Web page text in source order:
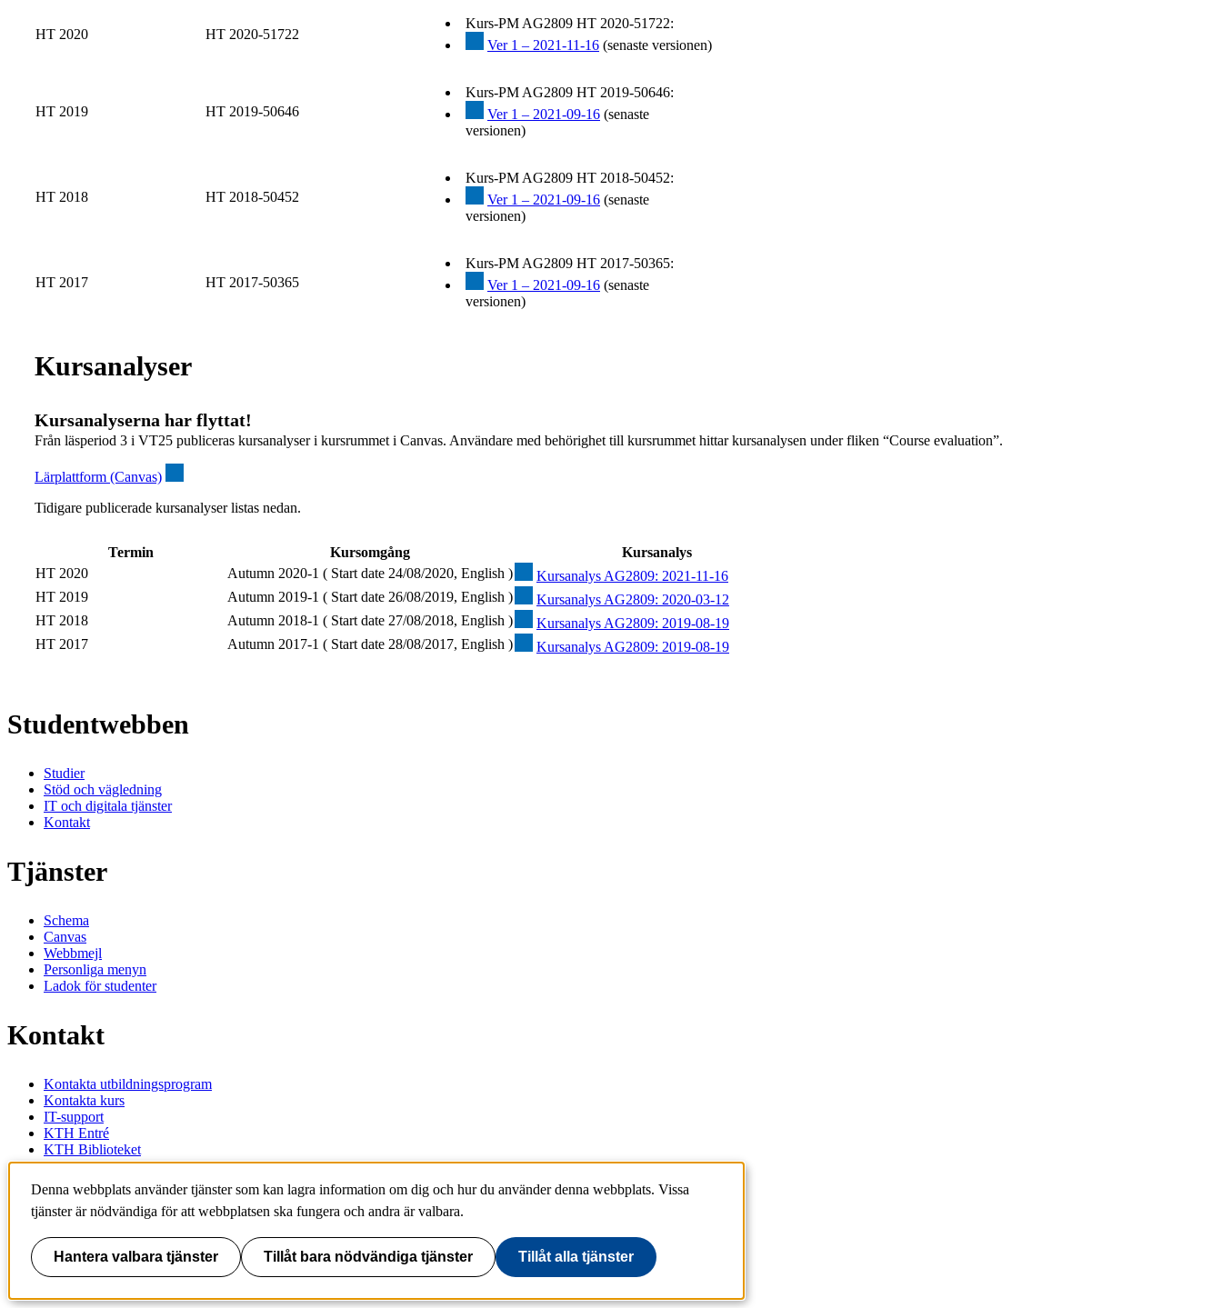
HT 2020 HT 2020-51722
Kurs-PM AG2809 HT 2020-51722:
Ver 1 – 2021-11-16 (senaste versionen)
HT 2019 HT 2019-50646
Kurs-PM AG2809 HT 2019-50646:
Ver 1 – 2021-09-16 (senaste
versionen)
HT 2018 HT 2018-50452
Kurs-PM AG2809 HT 2018-50452:
Ver 1 – 2021-09-16 (senaste
versionen)
HT 2017 HT 2017-50365
Kurs-PM AG2809 HT 2017-50365:
Ver 1 – 2021-09-16 (senaste
versionen)
Kursanalyser
Kursanalyserna har flyttat!
Från läsperiod 3 i VT25 publiceras kursanalyser i kursrummet i Canvas. Användare med behörighet till kursrummet hittar kursanalysen under fliken “Course evaluation”.
Lärplattform (Canvas)
Tidigare publicerade kursanalyser listas nedan.
Termin Kursomgång
Kursanalys
HT 2020
Autumn 2020-1 ( Start date 24/08/2020, English )
Kursanalys AG2809: 2021-11-16
HT 2019
Autumn 2019-1 ( Start date 26/08/2019, English )
Kursanalys AG2809: 2020-03-12
HT 2018
Autumn 2018-1 ( Start date 27/08/2018, English )
Kursanalys AG2809: 2019-08-19
HT 2017
Autumn 2017-1 ( Start date 28/08/2017, English ) Kursanalys AG2809: 2019-08-19
Studentwebben
Studier
Stöd och vägledning
IT och digitala tjänster
Kontakt
Tjänster
Schema
Canvas
Webbmejl
Personliga menyn
Ladok för studenter
Kontakt
Kontakta utbildningsprogram
Kontakta kurs
IT-support
KTH Entré
KTH Biblioteket
100 44 Stockholm
+46 8 790 60 00
📷 @KTHstudent på Instagram
Denna webbplats använder tjänster som kan lagra information om dig och hur du använder denna webbplats. Vissa
tjänster är nödvändiga för att webbplatsen ska fungera och andra är valbara.
Hantera valbara tjänster Tillåt bara nödvändiga tjänster Tillåt alla tjänster